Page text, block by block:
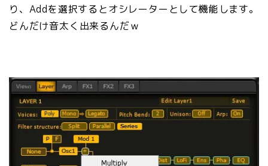
り、Addを選択するとオシレーターとして機能します。
どんだけ音太く出来るんだｗ